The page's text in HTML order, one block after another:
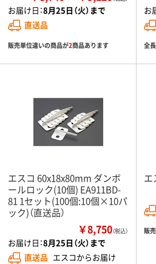
お届け日：8月25日（火）まで
直送品
販売単位違いの商品が2商品あります
お
全
エスコ 60x18x80mm ダンボ
ールロック(10個) EA911BD-
81 1セット(100個:10個×10パ
ック)（直送品）
￥8,750（税込）
お届け日：8月25日（火）まで
直送品 エスコからお届け
販